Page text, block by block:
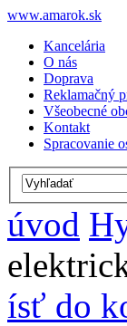
www.amarok.sk
Kancelária
O nás
Doprava
Reklamačný
Všeobecné
Kontakt
Spracovanie
úvod
ísť do